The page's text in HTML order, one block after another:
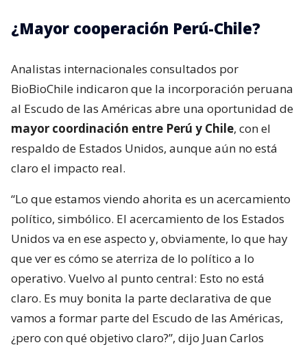
¿Mayor cooperación Perú-Chile?
Analistas internacionales consultados por
BioBioChile indicaron que la incorporación peruana
al Escudo de las Américas abre una oportunidad de
mayor coordinación entre Perú y Chile, con el
respaldo de Estados Unidos, aunque aún no está
claro el impacto real.
“Lo que estamos viendo ahorita es un acercamiento
político, simbólico. El acercamiento de los Estados
Unidos va en ese aspecto y, obviamente, lo que hay
que ver es cómo se aterriza de lo político a lo
operativo. Vuelvo al punto central: Esto no está
claro. Es muy bonita la parte declarativa de que
vamos a formar parte del Escudo de las Américas,
¿pero con qué objetivo claro?”, dijo Juan Carlos